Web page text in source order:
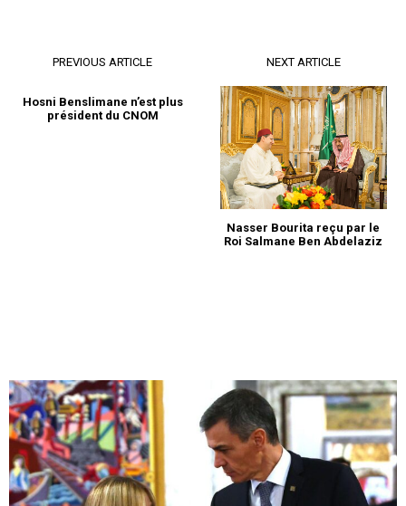
PREVIOUS ARTICLE
Hosni Benslimane n’est plus
président du CNOM
NEXT ARTICLE
Nasser Bourita reçu par le
Roi Salmane Ben Abdelaziz